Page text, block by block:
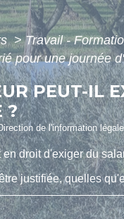
> Travail -
pour une journée
PEUT-IL
?
de l'information
en droit d'exiger du
justifiée, quelles